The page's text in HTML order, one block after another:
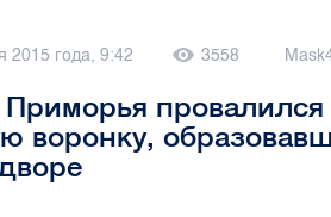
2015 года, 9:42 3558
провалился
воронку,